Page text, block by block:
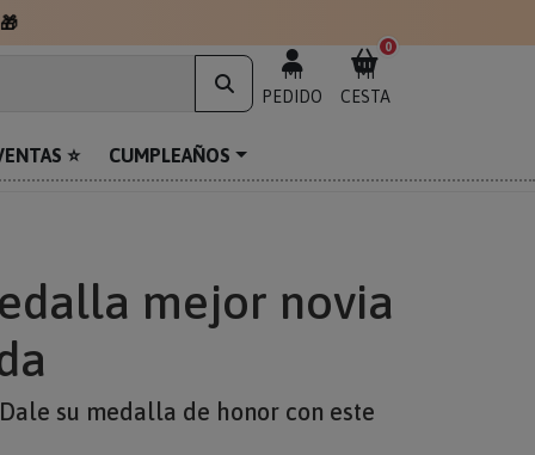
MI
PEDIDO
0
MI
CESTA
⭐ CUMPLEAÑOS
mejor novia
su medalla de honor con este